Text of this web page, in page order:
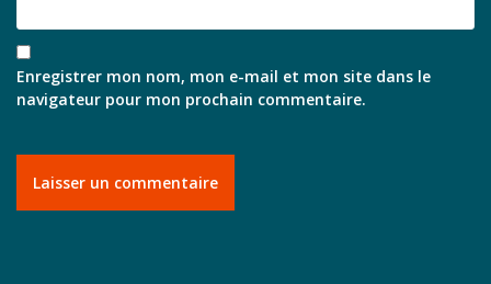
Enregistrer mon nom, mon e-mail et mon site dans le
navigateur pour mon prochain commentaire.